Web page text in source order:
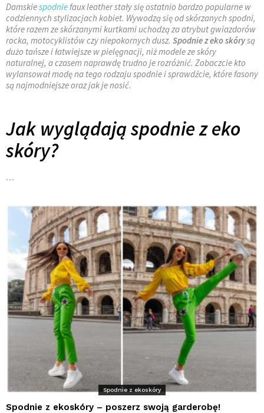
Damskiespodnie faux leatherstały się ostatnio bardzo popularne w
codziennych stylizacjach kobiet. Wywodzą się od skórzanych spodni,
które razem ze skórzanymi kurtkami uchodzą za atrybut gwiazdorów
rocka, motocyklistów czy niepokornych dusz. Spodnie z eko skórysą
dużo tańsze i łatwiejsze w pielęgnacji, niż modele ze skóry
naturalnej, a czasem naprawdę trudno je rozróżnić. Zobaczcie kto
wylansował modę na tego rodzaju spodnie i sprawdźcie, które fasony
są najmodniejsze oraz jak je nosić.
Jak wyglądają spodnie z eko
skóry?
…
Spodnie z ekoskóry
Spodnie z ekoskóry – poszerz swoją garderobę!